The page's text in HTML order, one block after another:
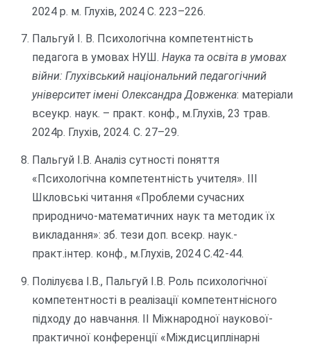
2024 р. м. Глухів, 2024 С. 223–226.
Пальгуй І. В. Психологічна компетентність
педагога в умовах НУШ.Наука та освіта в умовах
війни: Глухівський національний педагогічний
університет імені Олександра Довженка: матеріали
всеукр. наук. – практ. конф., м.Глухів, 23 трав.
2024р. Глухів, 2024. С. 27–29.
Пальгуй І.В. Аналіз сутності поняття
«Психологічна компетентність учителя». ІІІ
Шкловські читання «Проблеми сучасних
природничо-математичних наук та методик їх
викладання»: зб. тези доп. всекр. наук.-
практ.інтер. конф., м.Глухів, 2024 С.42-44.
Полілуєва І.В., Пальгуй І.В. Роль психологічної
компетентності в реалізації компетентнісного
підходу до навчання. ІІ Міжнародної наукової-
практичної конференції «Міждисциплінарні